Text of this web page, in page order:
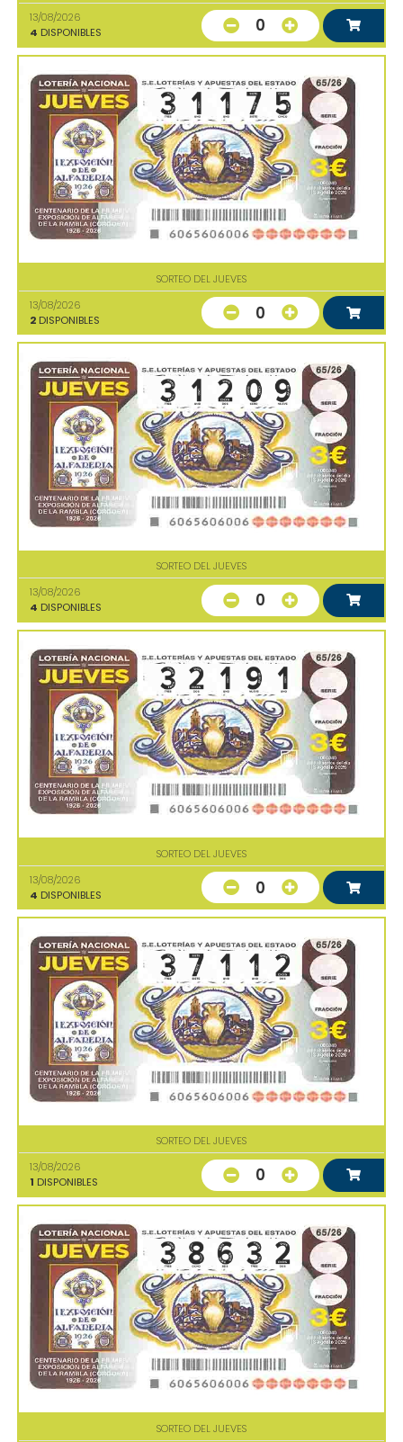
13/08/2026
4 DISPONIBLES 0
SORTEO DEL JUEVES
13/08/2026
2 DISPONIBLES 0
SORTEO DEL JUEVES
13/08/2026
4 DISPONIBLES 0
SORTEO DEL JUEVES
13/08/2026
4 DISPONIBLES 0
SORTEO DEL JUEVES
13/08/2026
1 DISPONIBLES 0
SORTEO DEL JUEVES